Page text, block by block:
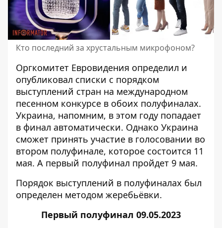
Кто последний за хрустальным микрофоном?
Оргкомитет Евровидения определил и
опубликовал списки с порядком
выступлений стран на международном
песенном конкурсе в обоих полуфиналах.
Украина, напомним, в этом году попадает
в финал автоматически. Однако Украина
сможет принять участие в голосовании во
втором полуфинале, которое состоится 11
мая. А первый полуфинал пройдет 9 мая.
Порядок выступлений в полуфиналах был
определен методом жеребьёвки.
Первый полуфинал 09.05.2023